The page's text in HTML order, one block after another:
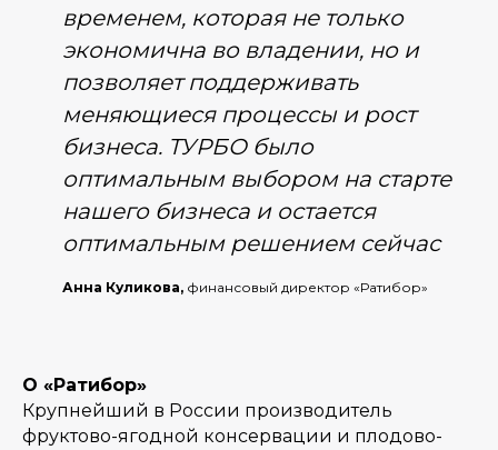
временем, которая не только
экономична во владении, но и
позволяет поддерживать
меняющиеся процессы и рост
бизнеса. ТУРБО было
оптимальным выбором на старте
нашего бизнеса и остается
оптимальным решением сейчас
Анна Куликова, финансовый директор «Ратибор»
О «Ратибор»
Крупнейший в России производитель
фруктово-ягодной консервации и плодово-